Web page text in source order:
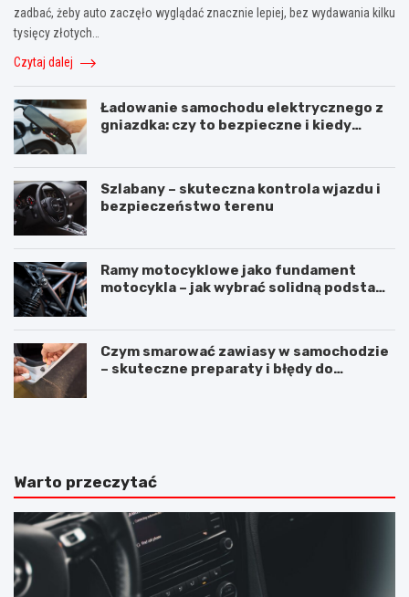
zadbać, żeby auto zaczęło wyglądać znacznie lepiej, bez wydawania kilku
tysięcy złotych…
Czytaj dalej
Ładowanie samochodu elektrycznego z
gniazdka: czy to bezpieczne i kiedy
Szlabany – skuteczna kontrola wjazdu i
bezpieczeństwo terenu
Ramy motocyklowe jako fundament
motocykla – jak wybrać solidną podstawę
Czym smarować zawiasy w samochodzie
– skuteczne preparaty i błędy do
M
d
e
s
E
K
l
a
S
o
n
d
o
u
s
z
Warto przeczytać